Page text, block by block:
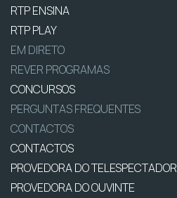
RTP ENSINA
RTP PLAY
EM DIRETO
REVER PROGRAMAS
CONCURSOS
PERGUNTAS FREQUENTES
CONTACTOS
CONTACTOS
PROVEDORA DO TELESPECTADOR
PROVEDORA DO OUVINTE